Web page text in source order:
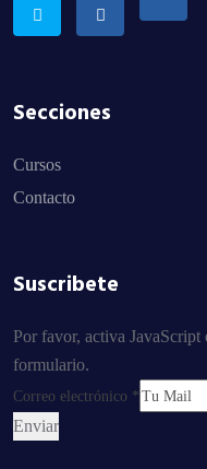
Secciones
Cursos
Contacto
Suscribete
Por favor, activa JavaScript
formulario.
Correo electrónico *
Enviar